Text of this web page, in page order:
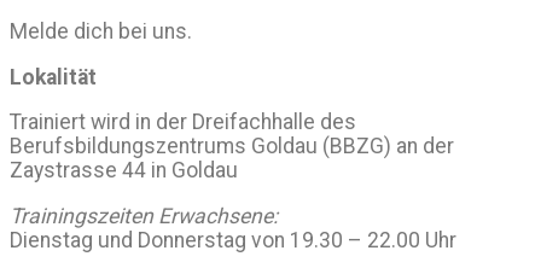
Melde dich bei uns.
Lokalität
Trainiert wird in der Dreifachhalle des
Berufsbildungszentrums Goldau (BBZG) an der
Zaystrasse 44 in Goldau
Trainingszeiten Erwachsene:
Dienstag und Donnerstag von 19.30 – 22.00 Uhr